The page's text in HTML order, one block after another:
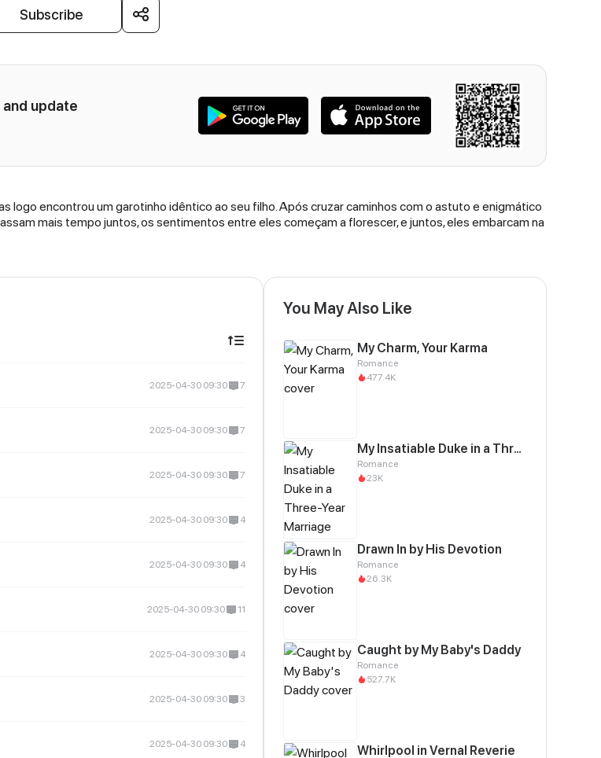
Subscribe
update
logo encontrou um garotinho idêntico ao seu filho. Após cruzar caminhos com o astuto e enigmático
mais tempo juntos, os sentimentos entre eles começam a florescer, e juntos, eles embarcam na
2025-04-30 09:30 7
2025-04-30 09:30 7
2025-04-30 09:30 7
2025-04-30 09:30 4
2025-04-30 09:30 4
2025-04-30 09:30 11
2025-04-30 09:30 4
2025-04-30 09:30 3
2025-04-30 09:30 4
You May Also Like
My Charm, Your Karma
Romance
477.4K
My Insatiable Duke in a Three-Year Marriage
Romance
23K
Drawn In by His Devotion
Romance
26.3K
Caught by My Baby's Daddy
Romance
527.7K
Whirlpool in Vernal Reverie